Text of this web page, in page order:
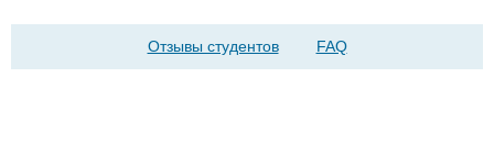
Отзывы студентов FAQ